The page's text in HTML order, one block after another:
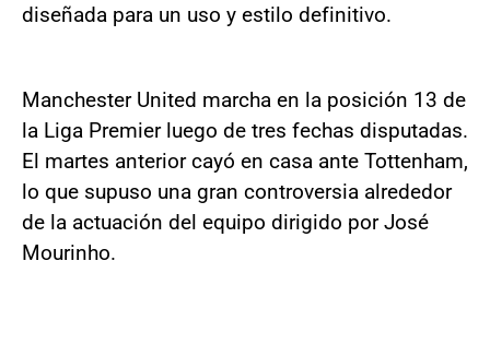
diseñada para un uso y estilo definitivo.
Manchester United marcha en la posición 13 de
la Liga Premier luego de tres fechas disputadas.
El martes anterior cayó en casa ante Tottenham,
lo que supuso una gran controversia alrededor
de la actuación del equipo dirigido por José
Mourinho.